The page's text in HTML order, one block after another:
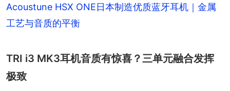
Acoustune HSX ONE日本制造优质蓝牙耳机｜金属
工艺与音质的平衡
TRI i3 MK3耳机音质有惊喜？三单元融合发挥
极致